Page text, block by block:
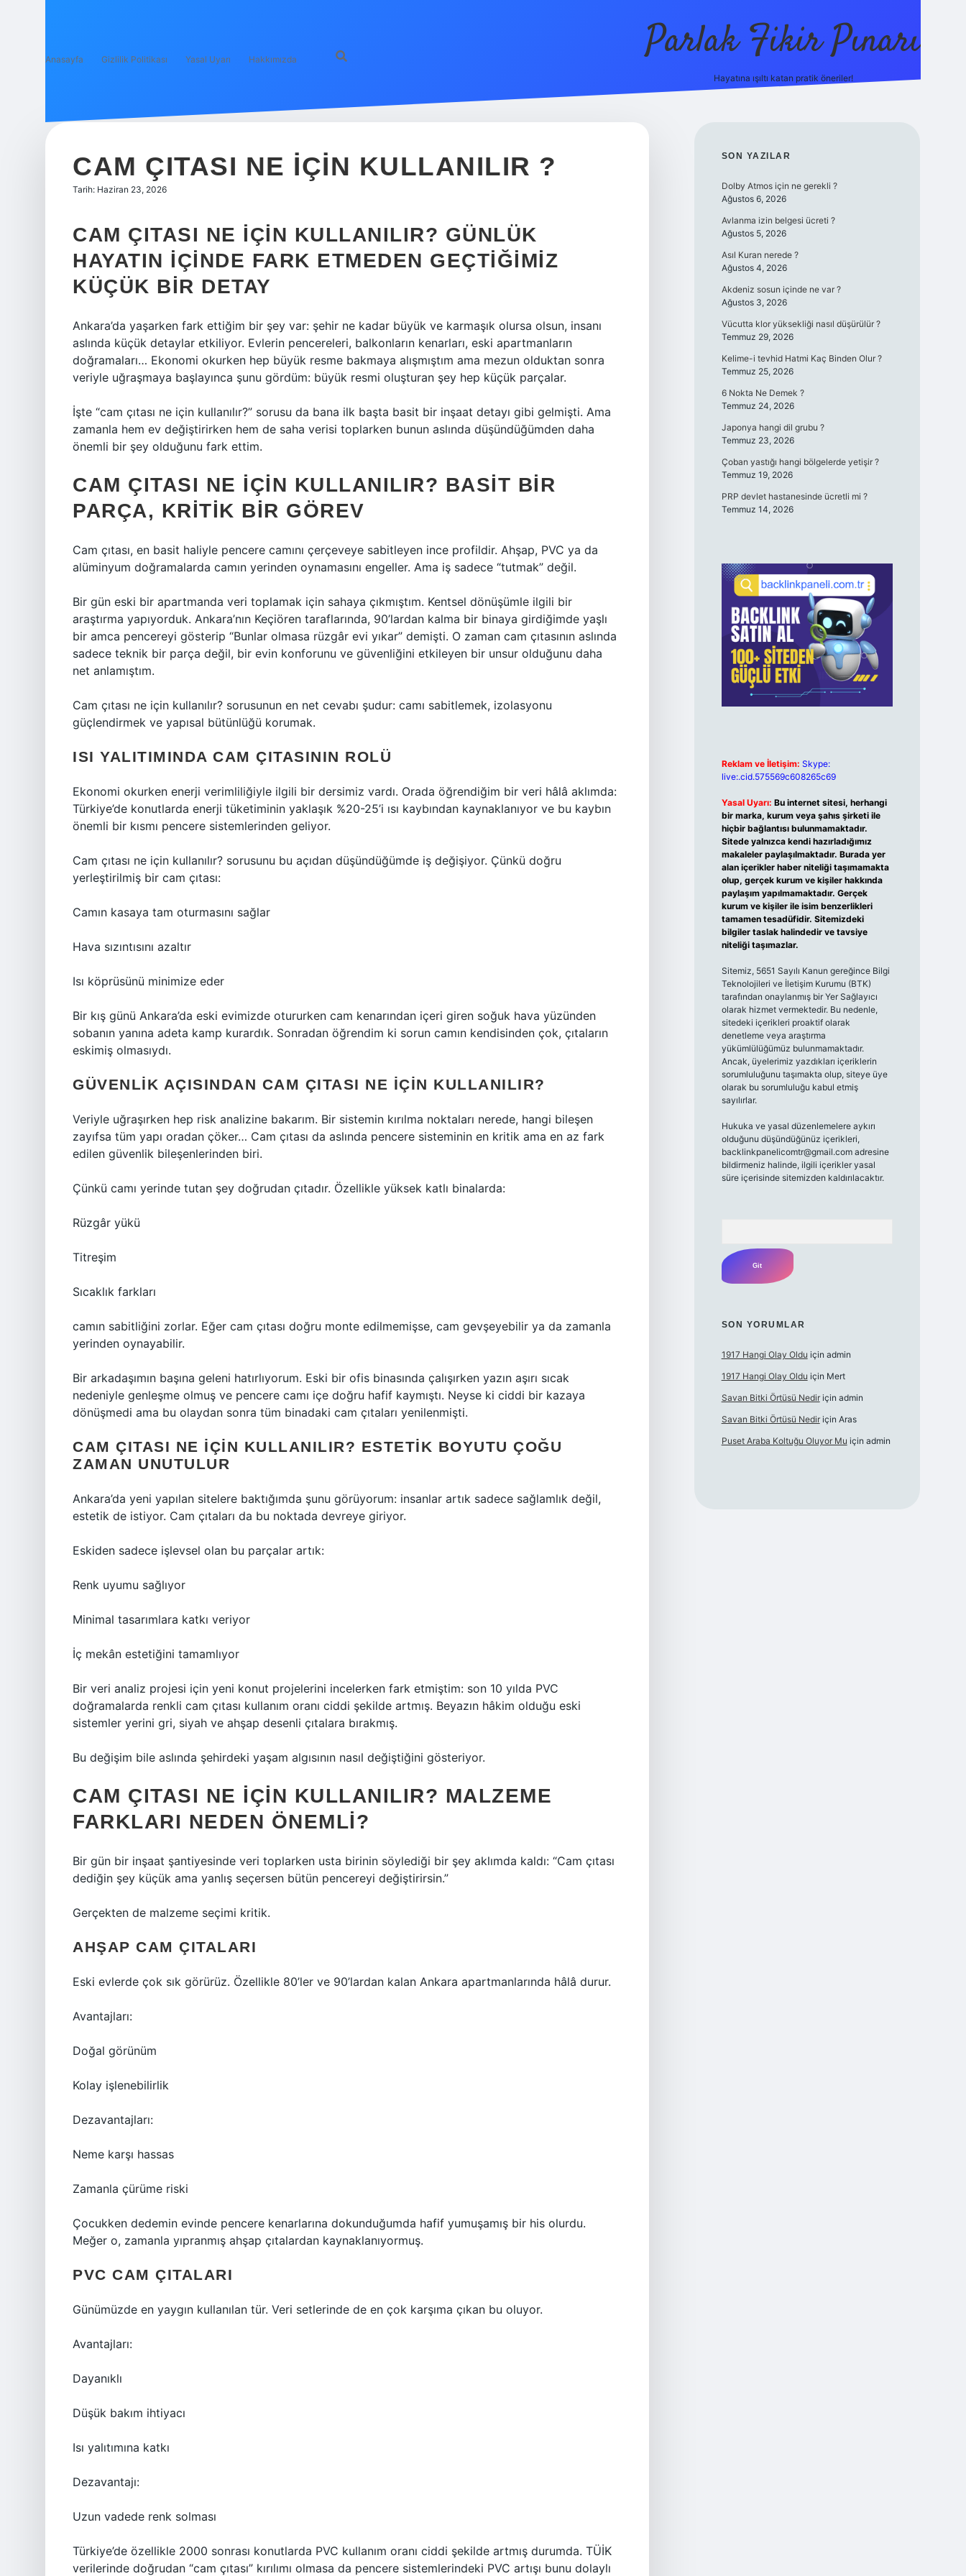
Anasayfa Gizlilik Politikası Yasal Uyarı Hakkımızda Parlak Fikir Pınarı
Hayatına ışıltı katan pratik öneriler!
CAM ÇITASI NE IÇIN KULLANILIR ?
Tarih: Haziran 23, 2026
CAM ÇITASI NE IÇIN KULLANILIR? GÜNLÜK
HAYATIN IÇINDE FARK ETMEDEN GEÇTIĞIMIZ
KÜÇÜK BIR DETAY
Ankara’da yaşarken fark ettiğim bir şey var: şehir ne kadar büyük ve karmaşık olursa olsun, insanı
aslında küçük detaylar etkiliyor. Evlerin pencereleri, balkonların kenarları, eski apartmanların
doğramaları… Ekonomi okurken hep büyük resme bakmaya alışmıştım ama mezun olduktan sonra
veriyle uğraşmaya başlayınca şunu gördüm: büyük resmi oluşturan şey hep küçük parçalar.
İşte “cam çıtası ne için kullanılır?” sorusu da bana ilk başta basit bir inşaat detayı gibi gelmişti. Ama
zamanla hem ev değiştirirken hem de saha verisi toplarken bunun aslında düşündüğümden daha
önemli bir şey olduğunu fark ettim.
CAM ÇITASI NE IÇIN KULLANILIR? BASIT BIR
PARÇA, KRITIK BIR GÖREV
Cam çıtası, en basit haliyle pencere camını çerçeveye sabitleyen ince profildir. Ahşap, PVC ya da
alüminyum doğramalarda camın yerinden oynamasını engeller. Ama iş sadece “tutmak” değil.
Bir gün eski bir apartmanda veri toplamak için sahaya çıkmıştım. Kentsel dönüşümle ilgili bir
araştırma yapıyorduk. Ankara’nın Keçiören taraflarında, 90’lardan kalma bir binaya girdiğimde yaşlı
bir amca pencereyi gösterip “Bunlar olmasa rüzgâr evi yıkar” demişti. O zaman cam çıtasının aslında
sadece teknik bir parça değil, bir evin konforunu ve güvenliğini etkileyen bir unsur olduğunu daha
net anlamıştım.
Cam çıtası ne için kullanılır? sorusunun en net cevabı şudur: camı sabitlemek, izolasyonu
güçlendirmek ve yapısal bütünlüğü korumak.
ISI YALITIMINDA CAM ÇITASININ ROLÜ
Ekonomi okurken enerji verimliliğiyle ilgili bir dersimiz vardı. Orada öğrendiğim bir veri hâlâ aklımda:
Türkiye’de konutlarda enerji tüketiminin yaklaşık %20-25’i ısı kaybından kaynaklanıyor ve bu kaybın
önemli bir kısmı pencere sistemlerinden geliyor.
Cam çıtası ne için kullanılır? sorusunu bu açıdan düşündüğümde iş değişiyor. Çünkü doğru
yerleştirilmiş bir cam çıtası:
Camın kasaya tam oturmasını sağlar
Hava sızıntısını azaltır
Isı köprüsünü minimize eder
Bir kış günü Ankara’da eski evimizde otururken cam kenarından içeri giren soğuk hava yüzünden
sobanın yanına adeta kamp kurardık. Sonradan öğrendim ki sorun camın kendisinden çok, çıtaların
eskimiş olmasıydı.
GÜVENLIK AÇISINDAN CAM ÇITASI NE IÇIN KULLANILIR?
Veriyle uğraşırken hep risk analizine bakarım. Bir sistemin kırılma noktaları nerede, hangi bileşen
zayıfsa tüm yapı oradan çöker… Cam çıtası da aslında pencere sisteminin en kritik ama en az fark
edilen güvenlik bileşenlerinden biri.
Çünkü camı yerinde tutan şey doğrudan çıtadır. Özellikle yüksek katlı binalarda:
Rüzgâr yükü
Titreşim
Sıcaklık farkları
camın sabitliğini zorlar. Eğer cam çıtası doğru monte edilmemişse, cam gevşeyebilir ya da zamanla
yerinden oynayabilir.
Bir arkadaşımın başına geleni hatırlıyorum. Eski bir ofis binasında çalışırken yazın aşırı sıcak
nedeniyle genleşme olmuş ve pencere camı içe doğru hafif kaymıştı. Neyse ki ciddi bir kazaya
dönüşmedi ama bu olaydan sonra tüm binadaki cam çıtaları yenilenmişti.
CAM ÇITASI NE IÇIN KULLANILIR? ESTETIK BOYUTU ÇOĞU
ZAMAN UNUTULUR
Ankara’da yeni yapılan sitelere baktığımda şunu görüyorum: insanlar artık sadece sağlamlık değil,
estetik de istiyor. Cam çıtaları da bu noktada devreye giriyor.
Eskiden sadece işlevsel olan bu parçalar artık:
Renk uyumu sağlıyor
Minimal tasarımlara katkı veriyor
İç mekân estetiğini tamamlıyor
Bir veri analiz projesi için yeni konut projelerini incelerken fark etmiştim: son 10 yılda PVC
doğramalarda renkli cam çıtası kullanım oranı ciddi şekilde artmış. Beyazın hâkim olduğu eski
sistemler yerini gri, siyah ve ahşap desenli çıtalara bırakmış.
Bu değişim bile aslında şehirdeki yaşam algısının nasıl değiştiğini gösteriyor.
CAM ÇITASI NE IÇIN KULLANILIR? MALZEME
FARKLARI NEDEN ÖNEMLI?
Bir gün bir inşaat şantiyesinde veri toplarken usta birinin söylediği bir şey aklımda kaldı: “Cam çıtası
dediğin şey küçük ama yanlış seçersen bütün pencereyi değiştirirsin.”
Gerçekten de malzeme seçimi kritik.
AHŞAP CAM ÇITALARI
Eski evlerde çok sık görürüz. Özellikle 80’ler ve 90’lardan kalan Ankara apartmanlarında hâlâ durur.
Avantajları:
Doğal görünüm
Kolay işlenebilirlik
Dezavantajları:
Neme karşı hassas
Zamanla çürüme riski
Çocukken dedemin evinde pencere kenarlarına dokunduğumda hafif yumuşamış bir his olurdu.
Meğer o, zamanla yıpranmış ahşap çıtalardan kaynaklanıyormuş.
PVC CAM ÇITALARI
Günümüzde en yaygın kullanılan tür. Veri setlerinde de en çok karşıma çıkan bu oluyor.
Avantajları:
Dayanıklı
Düşük bakım ihtiyacı
Isı yalıtımına katkı
Dezavantajı:
Uzun vadede renk solması
Türkiye’de özellikle 2000 sonrası konutlarda PVC kullanım oranı ciddi şekilde artmış durumda. TÜİK
verilerinde doğrudan “cam çıtası” kırılımı olmasa da pencere sistemlerindeki PVC artışı bunu dolaylı
SIDEBAR
SON YAZILAR
Dolby Atmos için ne gerekli ?
Ağustos 6, 2026
Avlanma izin belgesi ücreti ?
Ağustos 5, 2026
Asıl Kuran nerede ?
Ağustos 4, 2026
Akdeniz sosun içinde ne var ?
Ağustos 3, 2026
Vücutta klor yüksekliği nasıl düşürülür ?
Temmuz 29, 2026
Kelime-i tevhid Hatmi Kaç Binden Olur ?
Temmuz 25, 2026
6 Nokta Ne Demek ?
Temmuz 24, 2026
Japonya hangi dil grubu ?
Temmuz 23, 2026
Çoban yastığı hangi bölgelerde yetişir ?
Temmuz 19, 2026
PRP devlet hastanesinde ücretli mi ?
Temmuz 14, 2026
Reklam ve İletişim: Skype:
live:.cid.575569c608265c69
Yasal Uyarı: Bu internet sitesi, herhangi
bir marka, kurum veya şahıs şirketi ile
hiçbir bağlantısı bulunmamaktadır.
Sitede yalnızca kendi hazırladığımız
makaleler paylaşılmaktadır. Burada yer
alan içerikler haber niteliği taşımamakta
olup, gerçek kurum ve kişiler hakkında
paylaşım yapılmamaktadır. Gerçek
kurum ve kişiler ile isim benzerlikleri
tamamen tesadüfidir. Sitemizdeki
bilgiler taslak halindedir ve tavsiye
niteliği taşımazlar.
Sitemiz, 5651 Sayılı Kanun gereğince Bilgi
Teknolojileri ve İletişim Kurumu (BTK)
tarafından onaylanmış bir Yer Sağlayıcı
olarak hizmet vermektedir. Bu nedenle,
sitedeki içerikleri proaktif olarak
denetleme veya araştırma
yükümlülüğümüz bulunmamaktadır.
Ancak, üyelerimiz yazdıkları içeriklerin
sorumluluğunu taşımakta olup, siteye üye
olarak bu sorumluluğu kabul etmiş
sayılırlar.
Hukuka ve yasal düzenlemelere aykırı
olduğunu düşündüğünüz içerikleri,
backlinkpanelicomtr@gmail.comadresine
bildirmeniz halinde, ilgili içerikler yasal
süre içerisinde sitemizden kaldırılacaktır.
SON YORUMLAR
1917 Hangi Olay Oldu için admin
1917 Hangi Olay Oldu için Mert
Savan Bitki Örtüsü Nediriçin admin
Savan Bitki Örtüsü Nediriçin Aras
Puset Araba Koltuğu Oluyor Mu için admin